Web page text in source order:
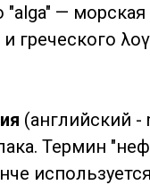
"alga" — морская
греческого
(английский -
Термин